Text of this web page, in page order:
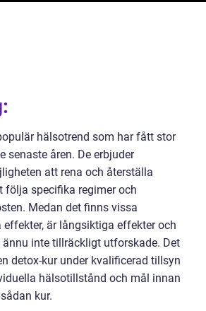
hälsotrend som har fått stor
senaste åren. De erbjuder
att rena och återställa
följa specifika regimer och
Medan det finns vissa
är långsiktiga effekter och
inte tillräckligt utforskade. Det
detox-kur under kvalificerad tillsyn
hälsotillstånd och mål innan
kur.